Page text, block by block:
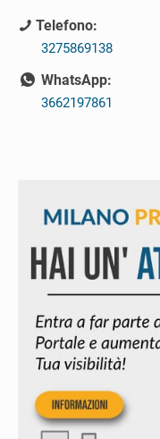
Telefono:
3275869138
WhatsApp:
3662197861